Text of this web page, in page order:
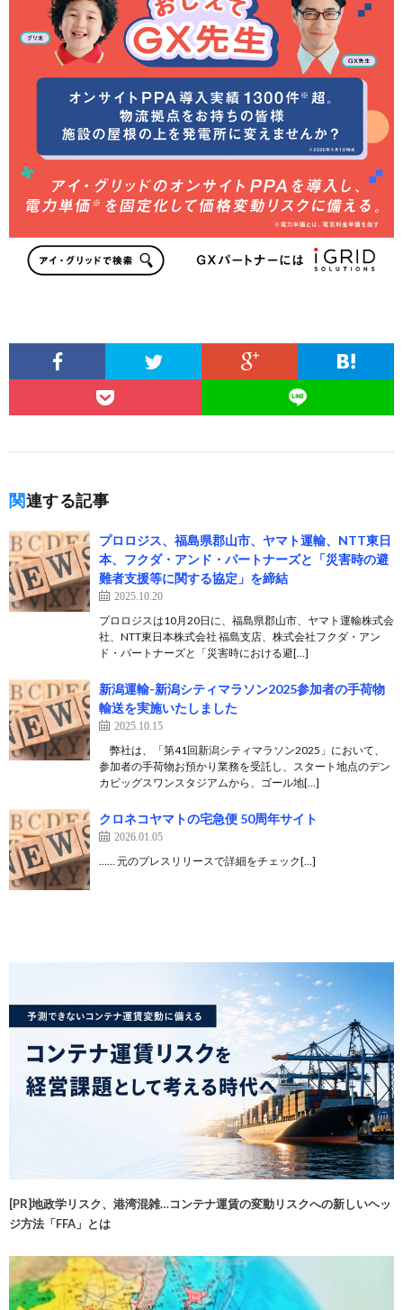
関連する記事
プロロジス、福島県郡山市、ヤマト運輸、NTT東日
本、フクダ・アンド・パートナーズと「災害時の避
難者支援等に関する協定」を締結
2025.10.20
プロロジスは10月20日に、福島県郡山市、ヤマト運輸株式会
社、NTT東日本株式会社 福島支店、株式会社フクダ・アン
ド・パートナーズと「災害時における避[…]
新潟運輸-新潟シティマラソン2025参加者の手荷物
輸送を実施いたしました
2025.10.15
弊社は、「第41回新潟シティマラソン2025」において、
参加者の手荷物お預かり業務を受託し、スタート地点のデン
カビッグスワンスタジアムから、ゴール地[…]
クロネコヤマトの宅急便 50周年サイト
2026.01.05
…… 元のプレスリリースで詳細をチェック[…]
[PR]地政学リスク、港湾混雑…コンテナ運賃の変動リスクへの新しいヘッ
ジ方法「FFA」とは